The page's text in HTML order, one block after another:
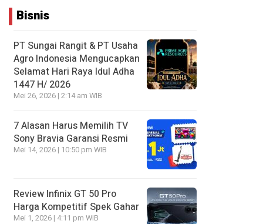
Bisnis
PT Sungai Rangit & PT Usaha
Agro Indonesia Mengucapkan
Selamat Hari Raya Idul Adha
1447 H/ 2026
Mei 26, 2026 | 2:14 am WIB
7 Alasan Harus Memilih TV
Sony Bravia Garansi Resmi
Mei 14, 2026 | 10:50 pm WIB
Review Infinix GT 50 Pro
Harga Kompetitif Spek Gahar
Mei 1, 2026 | 4:11 pm WIB